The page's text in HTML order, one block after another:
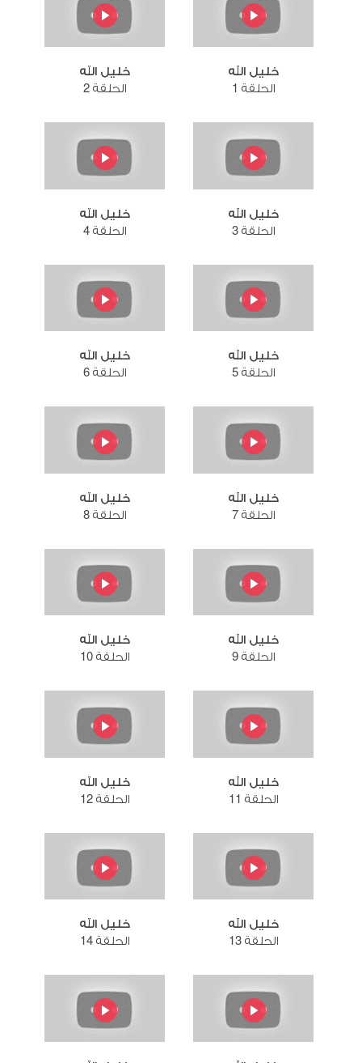
خليل الله
الحلقة 1
خليل الله
الحلقة 2
خليل الله
الحلقة 3
خليل الله
الحلقة 4
خليل الله
الحلقة 5
خليل الله
الحلقة 6
خليل الله
الحلقة 7
خليل الله
الحلقة 8
خليل الله
الحلقة 9
خليل الله
الحلقة 10
خليل الله
الحلقة 11
خليل الله
الحلقة 12
خليل الله
الحلقة 13
خليل الله
الحلقة 14